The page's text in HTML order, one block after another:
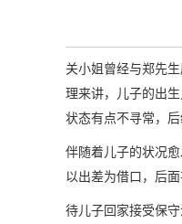
关小姐曾经与郑先
理来讲，儿子的出
状态有点不寻常，
伴随着儿子的状况
以出差为借口，后
待儿子回家接受保